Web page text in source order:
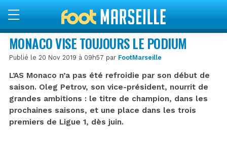
MONACO VISE TOUJOURS LE PODIUM
Publié le 20 Nov 2019 à 09h57 par FootMarseille
L’AS Monaco n’a pas été refroidie par son début de
saison. Oleg Petrov, son vice-président, nourrit de
grandes ambitions : le titre de champion, dans les
prochaines saisons, et une place dans les trois
premiers de Ligue 1, dès juin.